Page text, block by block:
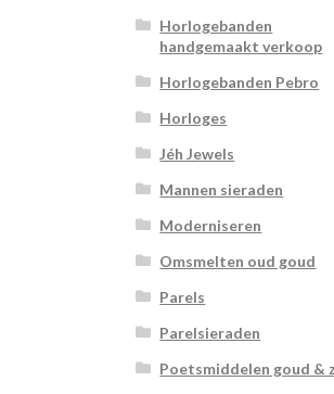
Horlogebanden
handgemaakt verkoop
Horlogebanden Pebro
Horloges
Jéh Jewels
Mannen sieraden
Moderniseren
Omsmelten oud goud
Parels
Parelsieraden
Poetsmiddelen goud &